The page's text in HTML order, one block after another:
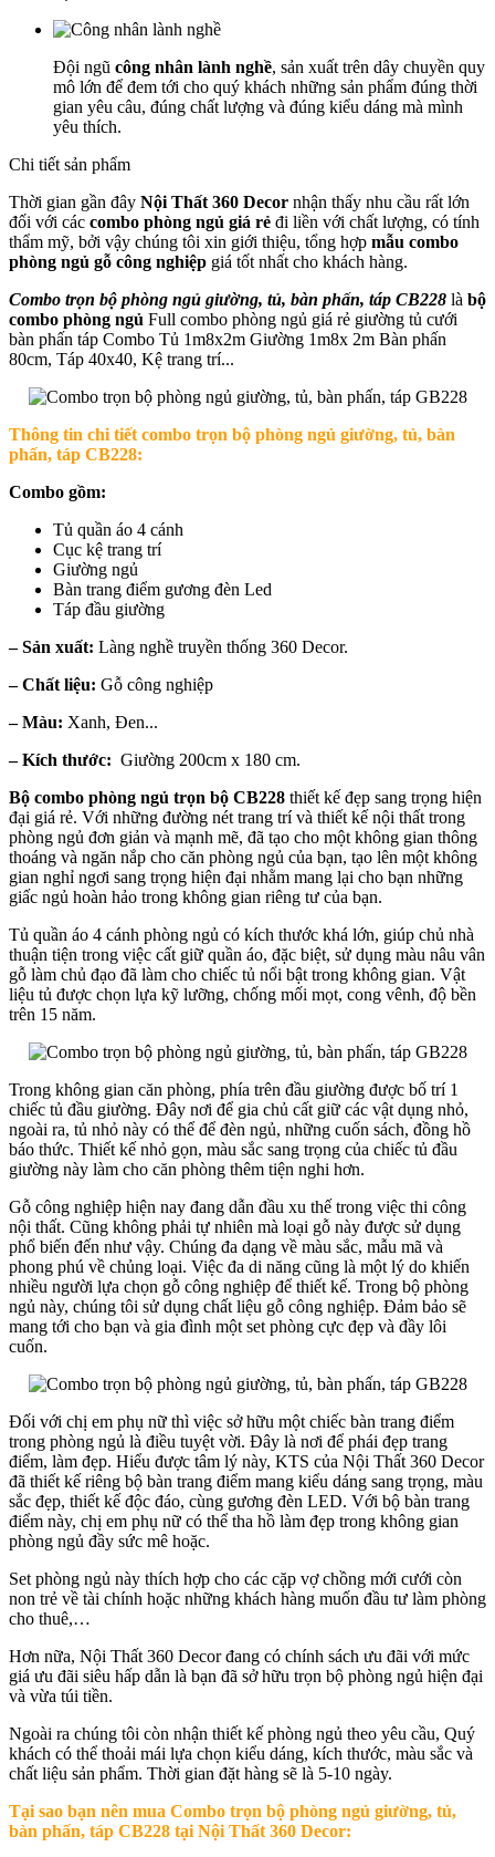
Đội ngũ công nhân lành nghề, sản xuất trên dây chuyền quy
mô lớn để đem tới cho quý khách những sản phẩm đúng thời
gian yêu câu, đúng chất lượng và đúng kiểu dáng mà mình
yêu thích.
Chi tiết sản phẩm
Thời gian gần đây Nội Thất 360 Decor nhận thấy nhu cầu rất lớn
đối với các combo phòng ngủ giá rẻ đi liền với chất lượng, có tính
thẩm mỹ, bởi vậy chúng tôi xin giới thiệu, tổng hợp mẫu combo
phòng ngủ gỗ công nghiệp giá tốt nhất cho khách hàng.
Combo trọn bộ phòng ngủ giường, tủ, bàn phấn, táp CB228 là bộ
combo phòng ngủ Full combo phòng ngủ giá rẻ giường tủ cưới
bàn phấn táp Combo Tủ 1m8x2m Giường 1m8x 2m Bàn phấn
80cm, Táp 40x40, Kệ trang trí...
Thông tin chi tiết combo trọn bộ phòng ngủ giường, tủ, bàn
phấn, táp CB228:
Combo gồm:
Tủ quần áo 4 cánh
Cục kệ trang trí
Giường ngủ
Bàn trang điểm gương đèn Led
Táp đầu giường
– Sản xuất: Làng nghề truyền thống 360 Decor.
– Chất liệu: Gỗ công nghiệp
– Màu: Xanh, Đen...
– Kích thước: Giường 200cm x 180 cm.
Bộ combo phòng ngủ trọn bộ CB228 thiết kế đẹp sang trọng hiện
đại giá rẻ. Với những đường nét trang trí và thiết kế nội thất trong
phòng ngủ đơn giản và mạnh mẽ, đã tạo cho một không gian thông
thoáng và ngăn nắp cho căn phòng ngủ của bạn, tạo lên một không
gian nghỉ ngơi sang trọng hiện đại nhằm mang lại cho bạn những
giấc ngủ hoàn hảo trong không gian riêng tư của bạn.
Tủ quần áo 4 cánh phòng ngủ có kích thước khá lớn, giúp chủ nhà
thuận tiện trong việc cất giữ quần áo, đặc biệt, sử dụng màu nâu vân
gỗ làm chủ đạo đã làm cho chiếc tủ nổi bật trong không gian. Vật
liệu tủ được chọn lựa kỹ lưỡng, chống mối mọt, cong vênh, độ bền
trên 15 năm.
Trong không gian căn phòng, phía trên đầu giường được bố trí 1
chiếc tủ đầu giường. Đây nơi để gia chủ cất giữ các vật dụng nhỏ,
ngoài ra, tủ nhỏ này có thể để đèn ngủ, những cuốn sách, đồng hồ
báo thức. Thiết kế nhỏ gọn, màu sắc sang trọng của chiếc tủ đầu
giường này làm cho căn phòng thêm tiện nghi hơn.
Gỗ công nghiệp hiện nay đang dẫn đầu xu thế trong việc thi công
nội thất. Cũng không phải tự nhiên mà loại gỗ này được sử dụng
phổ biến đến như vậy. Chúng đa dạng về màu sắc, mẫu mã và
phong phú về chủng loại. Việc đa di năng cũng là một lý do khiến
nhiều người lựa chọn gỗ công nghiệp để thiết kế. Trong bộ phòng
ngủ này, chúng tôi sử dụng chất liệu gỗ công nghiệp. Đảm bảo sẽ
mang tới cho bạn và gia đình một set phòng cực đẹp và đầy lôi
cuốn.
Đối với chị em phụ nữ thì việc sở hữu một chiếc bàn trang điểm
trong phòng ngủ là điều tuyệt vời. Đây là nơi để phái đẹp trang
điểm, làm đẹp. Hiểu được tâm lý này, KTS của Nội Thất 360 Decor
đã thiết kế riêng bộ bàn trang điểm mang kiểu dáng sang trọng, màu
sắc đẹp, thiết kế độc đáo, cùng gương đèn LED. Với bộ bàn trang
điểm này, chị em phụ nữ có thể tha hồ làm đẹp trong không gian
phòng ngủ đầy sức mê hoặc.
Set phòng ngủ này thích hợp cho các cặp vợ chồng mới cưới còn
non trẻ về tài chính hoặc những khách hàng muốn đầu tư làm phòng
cho thuê,…
Hơn nữa, Nội Thất 360 Decor đang có chính sách ưu đãi với mức
giá ưu đãi siêu hấp dẫn là bạn đã sở hữu trọn bộ phòng ngủ hiện đại
và vừa túi tiền.
Ngoài ra chúng tôi còn nhận thiết kế phòng ngủ theo yêu cầu, Quý
khách có thể thoải mái lựa chọn kiểu dáng, kích thước, màu sắc và
chất liệu sản phẩm. Thời gian đặt hàng sẽ là 5-10 ngày.
Tại sao bạn nên mua Combo trọn bộ phòng ngủ giường, tủ,
bàn phấn, táp CB228 tại Nội Thất 360 Decor: